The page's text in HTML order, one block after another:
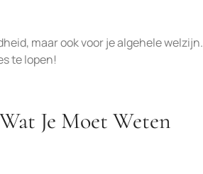
maar ook voor je algehele welzijn.
te lopen!
Je Moet Weten